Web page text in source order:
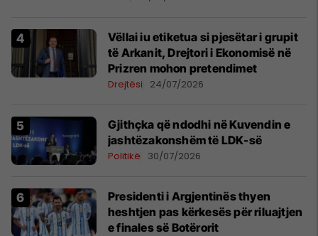
Vëllai iu etiketua si pjesëtar i grupit
të Arkanit, Drejtori i Ekonomisë në
Prizren mohon pretendimet
Drejtësi 24/07/2026
Gjithçka që ndodhi në Kuvendin e
jashtëzakonshëm të LDK-së
Politikë 30/07/2026
Presidenti i Argjentinës thyen
heshtjen pas kërkesës për riluajtjen
e finales së Botërorit